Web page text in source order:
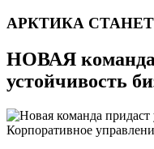
АРКТИКА СТАНЕТ
НОВАЯ
устойчивость
Корпоративное